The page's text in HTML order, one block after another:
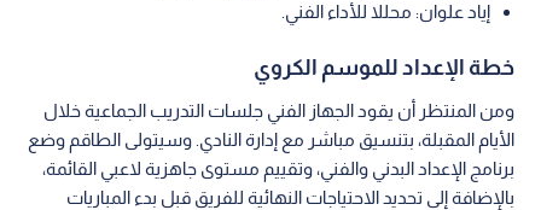
إياد علوان: محللا للأداء الفني.
خطة الإعداد للموسم الكروي
ومن المنتظر أن يقود الجهاز الفني جلسات التدريب الجماعية خلال
الأيام المقبلة، بتنسيق مباشر مع إدارة النادي. وسيتولى الطاقم وضع
برنامج الإعداد البدني والفني، وتقييم مستوى جاهزية لاعبي القائمة،
بالإضافة إلى تحديد الاحتياجات النهائية للفريق قبل بدء المباريات